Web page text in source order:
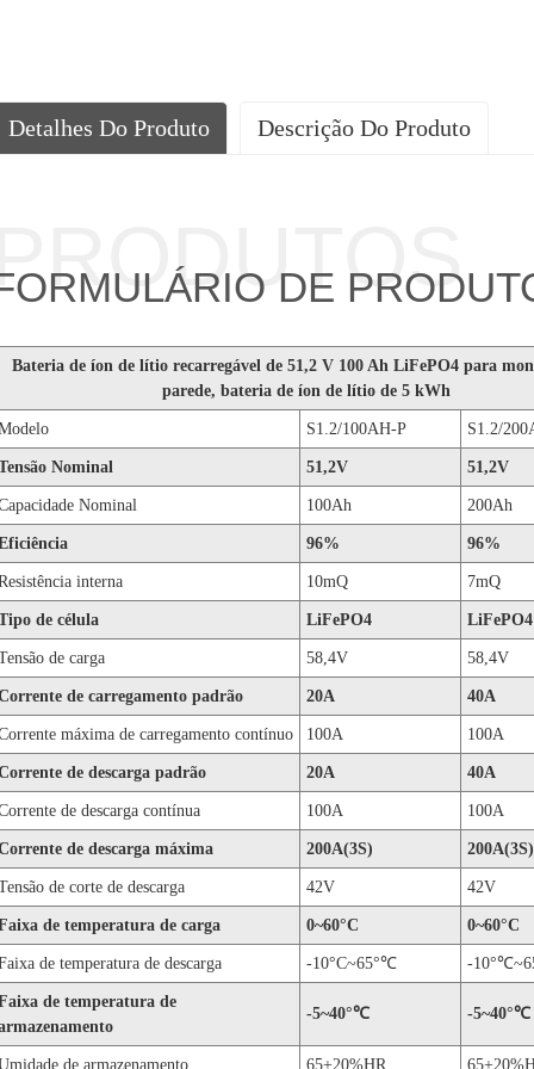
Detalhes Do Produto Descrição Do Produto
DE
Bateria de íon de lítio recarregável de 51,2 V 100 Ah LiFePO4 para
parede, bateria de íon de lítio de 5 kWh
S1.2/100AH-P S1.2/
Nominal 51,2V 51,2V
Nominal 100Ah 200Ah
96% 96%
interna 10mQ 7mQ
de célula LiFePO4 LiFePO4
de carga 58,4V 58,4V
de carregamento padrão 20A 40A
máxima de carregamento contínuo 100A 100A
de descarga padrão 20A 40A
de descarga contínua 100A 100A
de descarga máxima 200A(3S) 200A(3S)
de corte de descarga 42V 42V
de temperatura de carga 0~60°C 0~60°C
de temperatura de descarga -10°C~65°℃ -10°℃
de temperatura de
-5~40°℃ -5~40°℃
de armazenamento 65+20%HR